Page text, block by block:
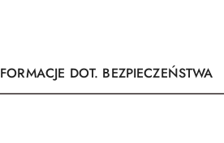
DOT. BEZPIECZEŃSTWA